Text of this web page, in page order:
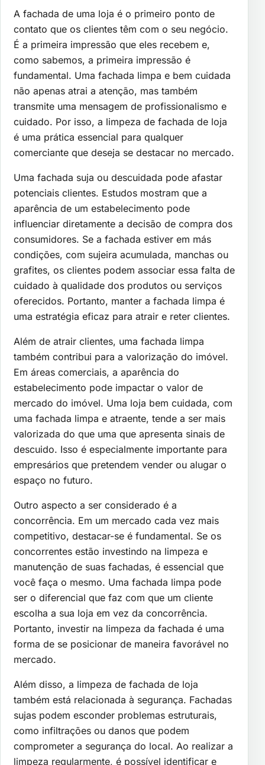
A fachada de uma loja é o primeiro ponto de
contato que os clientes têm com o seu negócio.
É a primeira impressão que eles recebem e,
como sabemos, a primeira impressão é
fundamental. Uma fachada limpa e bem cuidada
não apenas atrai a atenção, mas também
transmite uma mensagem de profissionalismo e
cuidado. Por isso, a limpeza de fachada de loja
é uma prática essencial para qualquer
comerciante que deseja se destacar no mercado.
Uma fachada suja ou descuidada pode afastar
potenciais clientes. Estudos mostram que a
aparência de um estabelecimento pode
influenciar diretamente a decisão de compra dos
consumidores. Se a fachada estiver em más
condições, com sujeira acumulada, manchas ou
grafites, os clientes podem associar essa falta de
cuidado à qualidade dos produtos ou serviços
oferecidos. Portanto, manter a fachada limpa é
uma estratégia eficaz para atrair e reter clientes.
Além de atrair clientes, uma fachada limpa
também contribui para a valorização do imóvel.
Em áreas comerciais, a aparência do
estabelecimento pode impactar o valor de
mercado do imóvel. Uma loja bem cuidada, com
uma fachada limpa e atraente, tende a ser mais
valorizada do que uma que apresenta sinais de
descuido. Isso é especialmente importante para
empresários que pretendem vender ou alugar o
espaço no futuro.
Outro aspecto a ser considerado é a
concorrência. Em um mercado cada vez mais
competitivo, destacar-se é fundamental. Se os
concorrentes estão investindo na limpeza e
manutenção de suas fachadas, é essencial que
você faça o mesmo. Uma fachada limpa pode
ser o diferencial que faz com que um cliente
escolha a sua loja em vez da concorrência.
Portanto, investir na limpeza da fachada é uma
forma de se posicionar de maneira favorável no
mercado.
Além disso, a limpeza de fachada de loja
também está relacionada à segurança. Fachadas
sujas podem esconder problemas estruturais,
como infiltrações ou danos que podem
comprometer a segurança do local. Ao realizar a
limpeza regularmente, é possível identificar e